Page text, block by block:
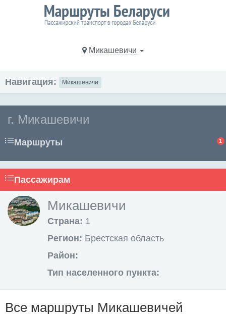
Микашевичи
Навигация: Микашевичи
г. Микашевичи
1
Маршруты
Пассажирам
Микашевичи
Страна: 1
Регион: Брестская область
Район:
Тип населенного пункта:
Все маршруты Микашевичей